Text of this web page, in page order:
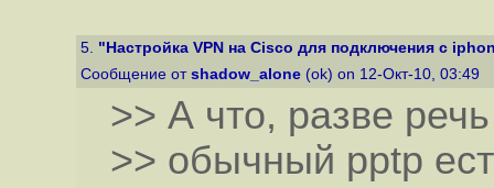
5. "Настройка VPN на Cisco для подключения с
Сообщение от shadow_alone (ok) on 12-Окт-10, 03:49
>> А что, разве
>> обычный pptp